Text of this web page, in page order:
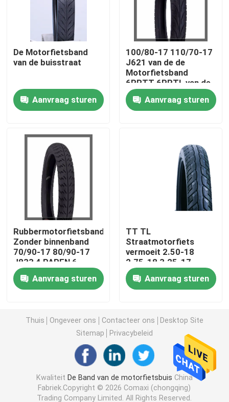
Kwaliteitscontrole
Contacteer ons
Alle Gevallen
De Band van de motorfietsbuis
De Band van de straatmotorfiets
Off Road-Motorfietsband
Band met drie wielen
De Band van de motorfietsautoped
Motorfietsbinnenband
Binnenband met drie wielen
De Motorfietsband
van de buisstraat
Aanvraag sturen
100/80-17 110/70-17
J621 van de de
Motorfietsband
6PRTT 6PRTL van de
Wegstraat de
Buisband 43L
Aanvraag sturen
Rubbermotorfietsbanden
Zonder binnenband
70/90-17 80/90-17
J833 4 PAREN 6
PAREN TT/TL F.R.
Aanvraag sturen
TT TL
Straatmotorfiets
vermoeit 2.50-18
2.75-18 3.25-17
Versterkte J877
Aanvraag sturen
Thuis Ongeveer ons Contacteer ons
Desktop Site
Sitemap
Privacybeleid
Kwaliteit De Band van de motorfietsbuis China
Fabriek.Copyright © 2026 Comaxi (chongqing)
Trading Company Limited. All Rights Reserved.